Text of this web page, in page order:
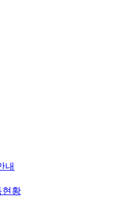
내
현황